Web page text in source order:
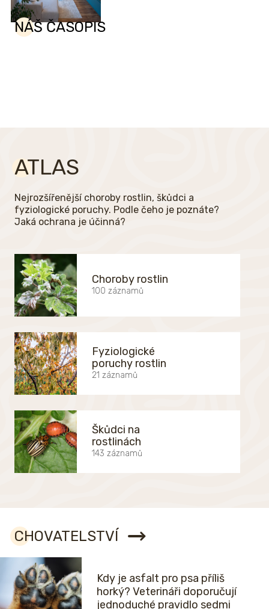
NÁŠ ČASOPIS
ATLAS
Nejrozšířenější choroby rostlin, škůdci a
fyziologické poruchy. Podle čeho je poznáte?
Jaká ochrana je účinná?
Choroby rostlin
100 záznamů
Fyziologické
poruchy rostlin
21 záznamů
Škůdci na
rostlinách
143 záznamů
CHOVATELSTVÍ
Kdy je asfalt pro psa příliš
horký? Veterináři doporučují
jednoduché pravidlo sedmi